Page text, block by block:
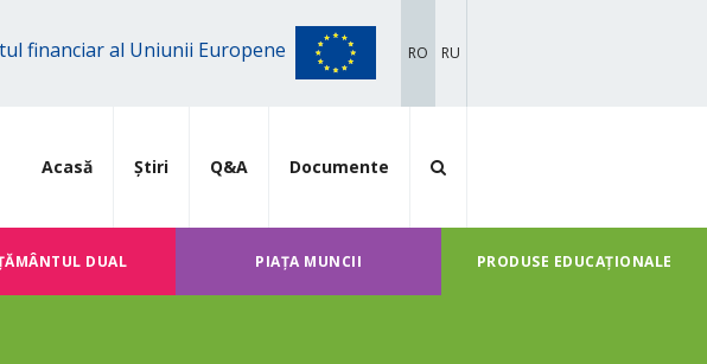
financiar al Uniunii Europene RO RU
Acasă Știri Q&A Documente
DUAL PIAȚA MUNCII PRODUSE EDUCAȚIONALE